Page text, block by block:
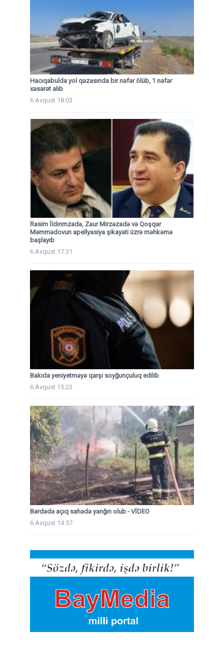
Hacıqabulda yol qəzasında bir nəfər ölüb, 1 nəfər
xəsarət alıb
6 Avqust 18:03
Rasim İldırımzadə, Zaur Mirzəzadə və Qoşqar
Məmmədovun apellyasiya şikayəti üzrə məhkəmə
başlayıb
6 Avqust 17:31
Bakıda yeniyetməyə qarşı soyğunçuluq edilib
6 Avqust 15:23
Bərdədə açıq sahədə yanğın olub - VİDEO
6 Avqust 14:57